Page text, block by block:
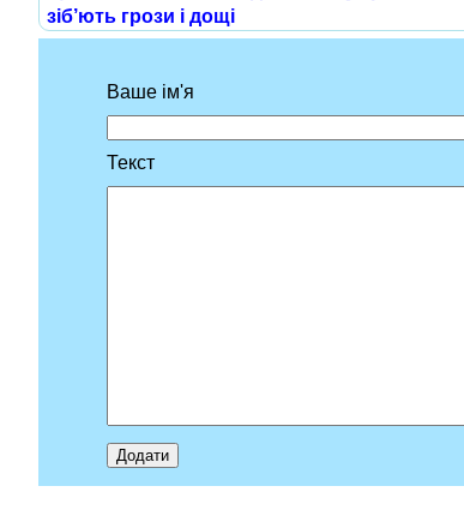
зіб’ють грози і дощі
Ваше ім'я
Текст